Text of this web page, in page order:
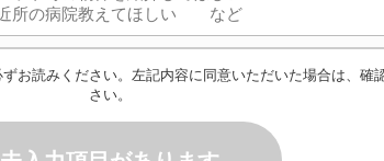
ずお読みください。左記内容に同意いただいた場合は、確
さい。